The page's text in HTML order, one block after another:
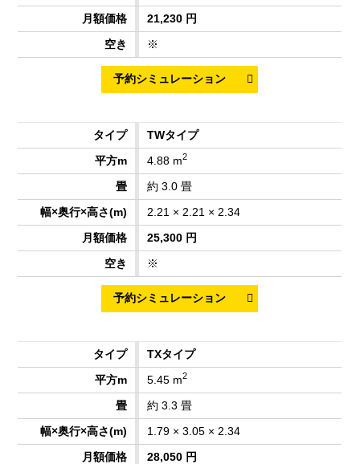
21,230 円
※
TWタイプ
4.88 m2
約 3.0 畳
2.21 × 2.21 × 2.34
25,300 円
※
TXタイプ
5.45 m2
約 3.3 畳
1.79 × 3.05 × 2.34
28,050 円